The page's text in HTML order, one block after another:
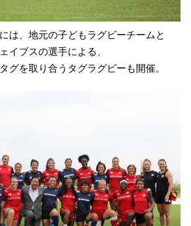
は、地元の子どもラグビーチームと
イブスの選手による、
グを取り合うタグラグビーも開催。